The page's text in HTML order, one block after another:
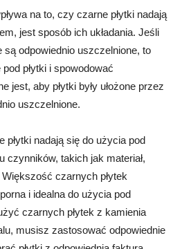
na to, czy czarne płytki nadają
jest sposób ich układania. Jeśli
są odpowiednio uszczelnione, to
płytki i spowodować
jest, aby płytki były ułożone przez
uszczelnione.
nadają się do użycia pod
czynników, takich jak materiał,
czarnych płytek
i idealna do użycia pod
czarnych płytek z kamienia
musisz zastosować odpowiednie